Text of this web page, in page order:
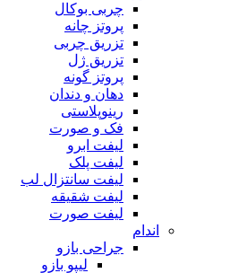
چربی بوکال
پروتز چانه
تزریق چربی
تزریق ژل
پروتز گونه
دهان و دندان
رینوپلاستی
فک و صورت
لیفت ابرو
لیفت پلک
لیفت سانتزال لب
لیفت شقیقه
لیفت صورت
اندام
جراحی بازو
لیپو بازو